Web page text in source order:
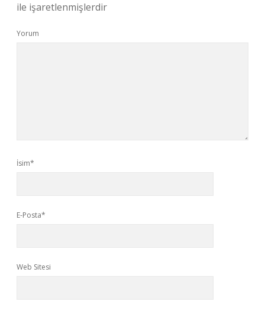
ile işaretlenmişlerdir
Yorum
İsim*
E-Posta*
Web Sitesi